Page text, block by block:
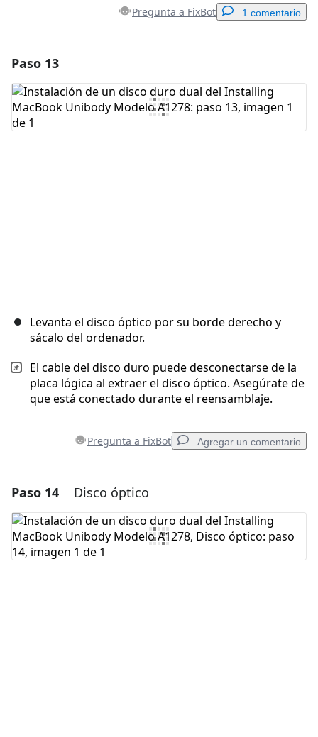
Pregunta a FixBot 1 comentario
Agregar Comentario
Paso 13
Levanta el disco óptico por su borde derecho y
sácalo del ordenador.
El cable del disco duro puede desconectarse de la
placa lógica al extraer el disco óptico. Asegúrate de
que está conectado durante el reensamblaje.
Pregunta a FixBot Agregar un comentario
Agregar un comentario
Agregar Comentario
Paso 14 Disco óptico